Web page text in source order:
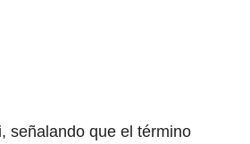
señalando que el término